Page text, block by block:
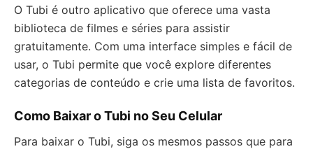
O Tubi é outro aplicativo que oferece uma vasta
biblioteca de filmes e séries para assistir
gratuitamente. Com uma interface simples e fácil de
usar, o Tubi permite que você explore diferentes
categorias de conteúdo e crie uma lista de favoritos.
Como Baixar o Tubi no Seu Celular
Para baixar o Tubi, siga os mesmos passos que para